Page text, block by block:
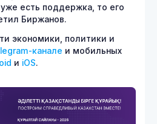
есть поддержка, то его
Биржанов.
экономики, политики и
канале и мобильных
и iOS.